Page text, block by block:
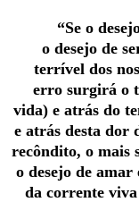
“Se o
o desejo de
terrível dos
erro surgirá o
vida) e atrás do
e atrás desta dor
recôndito, o mais
o desejo de
da corrente